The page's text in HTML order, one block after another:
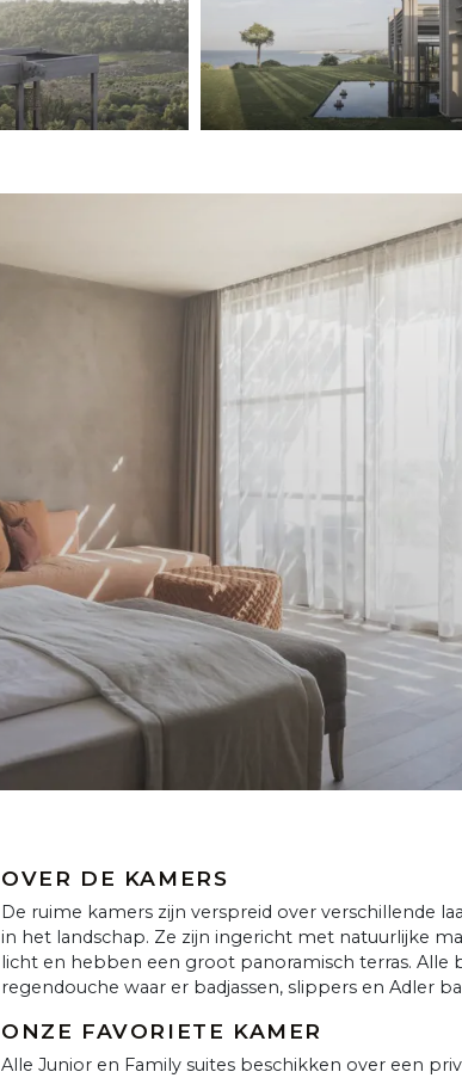
OVER DE KAMERS
De ruime kamers zijn verspreid over verschillende
in het landschap. Ze zijn ingericht met natuurlijke
licht en hebben een groot panoramisch terras. Alle
regendouche waar er badjassen, slippers en Adler
ONZE FAVORIETE KAMER
Alle Junior en Family suites beschikken over een